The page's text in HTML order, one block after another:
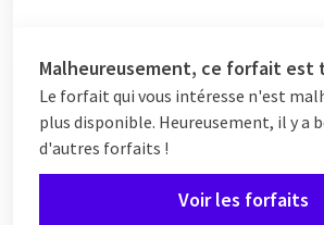
l’espace wellness (sur réservation) et un
buffetle lendemain matin.
Une escapade musicale et gourmande
l’esprit Beatles et repartir avec des
Malheureusement, ce forfait est
Le forfait qui vous intéresse n'est
plus disponible. Heureusement, il y a
d'autres forfaits !
Voir les forfaits